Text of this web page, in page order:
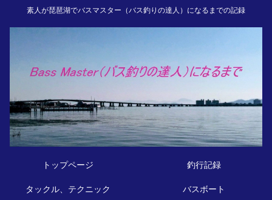
素人が琵琶湖でバスマスター（バス釣りの達人）になるまでの記録
トップページ 釣行記録
タックル、テクニック バスボート